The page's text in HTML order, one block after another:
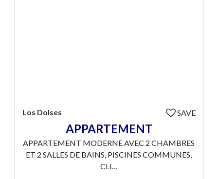
Los Dolses SAVE
APPARTEMENT
APPARTEMENT MODERNE AVEC 2 CHAMBRES
ET 2 SALLES DE BAINS, PISCINES COMMUNES,
CLI…